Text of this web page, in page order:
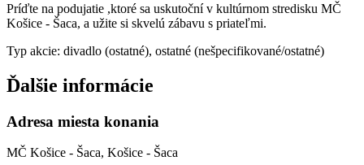
Príďte na podujatie ,ktoré sa uskutoční v kultúrnom stredisku MČ
Košice - Šaca, a užite si skvelú zábavu s priateľmi.
Typ akcie: divadlo (ostatné), ostatné (nešpecifikované/ostatné)
Ďalšie informácie
Adresa miesta konania
MČ Košice - Šaca, Košice - Šaca